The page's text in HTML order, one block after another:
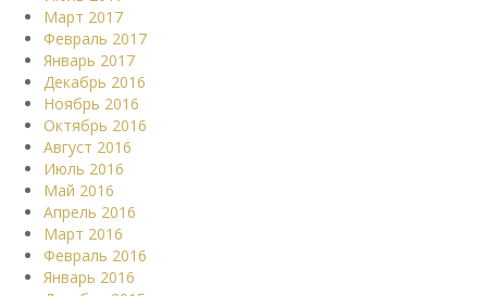
Март 2017
Февраль 2017
Январь 2017
Декабрь 2016
Ноябрь 2016
Октябрь 2016
Август 2016
Июль 2016
Май 2016
Апрель 2016
Март 2016
Февраль 2016
Январь 2016